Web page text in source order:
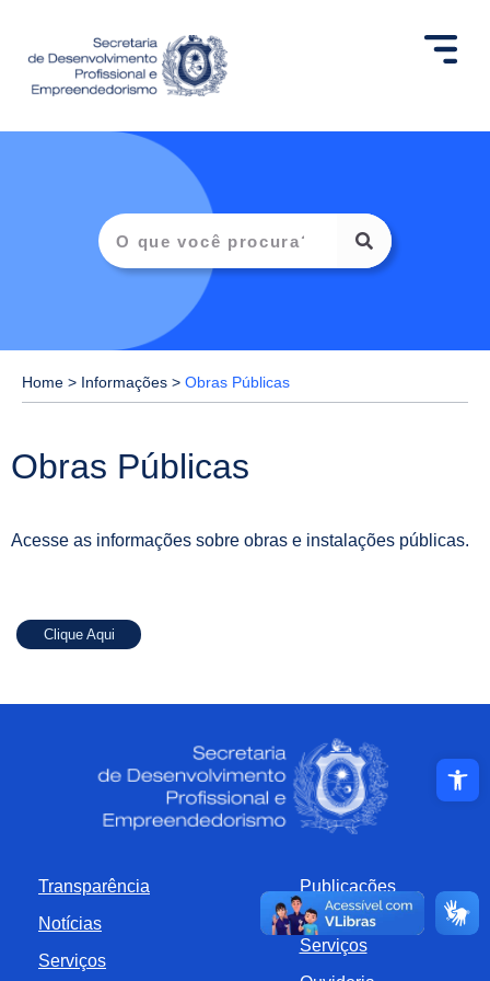
Abrir a
Home > Informações > Obras Públicas
Obras Públicas
Acesse as informações sobre obras e instalações públicas.
Clique Aqui
Transparência
Notícias
Serviços
Publicações
Carta de
Serviços